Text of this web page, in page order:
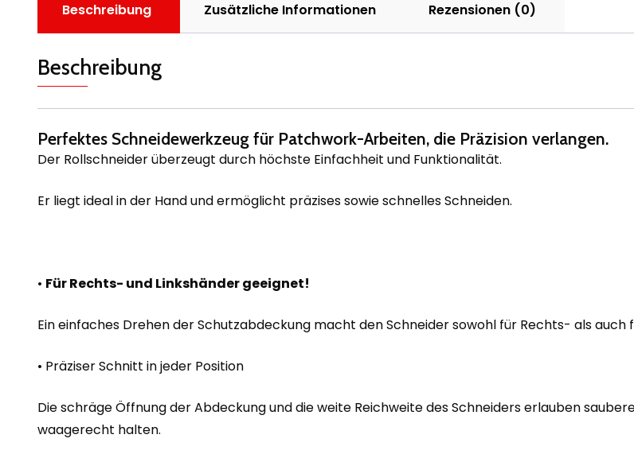
Beschreibung Zusätzliche Informationen Rezensionen (0)
Beschreibung
Perfektes Schneidewerkzeug für Patchwork-Arbeiten, die Präzision verlangen.
Der Rollschneider überzeugt durch höchste Einfachheit und Funktionalität.
Er liegt ideal in der Hand und ermöglicht präzises sowie schnelles Schneiden.
• Für Rechts- und Linkshänder geeignet!
Ein einfaches Drehen der Schutzabdeckung macht den Schneider sowohl für Rechts- als auch
• Präziser Schnitt in jeder Position
Die schräge Öffnung der Abdeckung und die weite Reichweite des Schneiders erlauben
waagerecht halten.